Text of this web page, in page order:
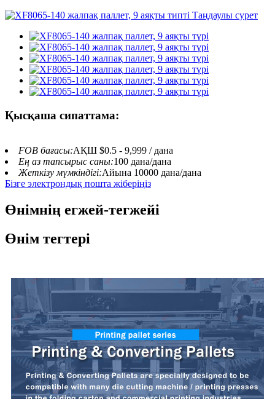
Қысқаша сипаттама:
FOB бағасы:АҚШ $0.5 - 9,999 / дана
Ең аз тапсырыс саны:100 дана/дана
Жеткізу мүмкіндігі:Айына 10000 дана/дана
Бізге электрондық пошта жіберіңіз
Өнімнің егжей-тегжейі
Өнім тегтері